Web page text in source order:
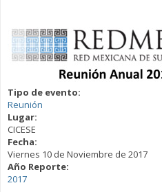
Tipo de evento:
Reunión
Lugar:
CICESE
Fecha:
Viernes 10 de Noviembre de 2017
Año Reporte:
2017